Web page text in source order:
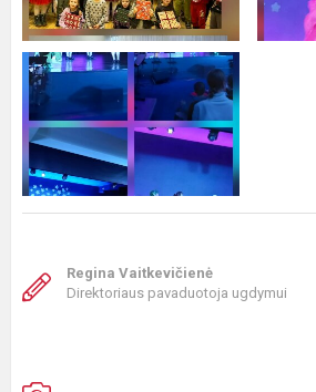
Regina Vaitkevičienė
Direktoriaus pavaduotoja ugdymui